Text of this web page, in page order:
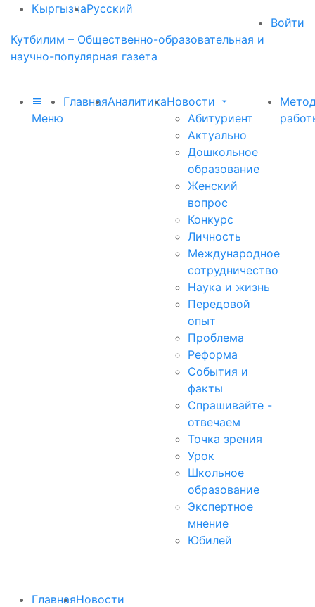
КыргызчаРусский
Войти
Кутбилим – Общественно-образовательная и
научно-популярная газета
Меню
ГлавнаяАналитикаНовости
Абитуриент
Актуально
Дошкольное
образование
Женский
вопрос
Конкурс
Личность
Международное
сотрудничество
Наука и жизнь
Передовой
опыт
Проблема
Реформа
События и
факты
Спрашивайте -
отвечаем
Точка зрения
Урок
Школьное
образование
Экспертное
мнение
Юбилей
ГлавнаяНовости